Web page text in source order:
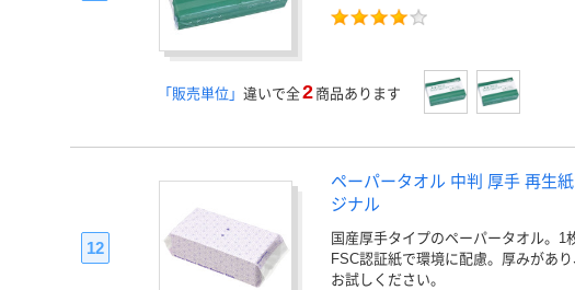
「販売単位」 違いで全2 商品あります
12
ペーパータオル 中判 厚手 再生
ジナル
国産厚手タイプのペーパータオル。1
FSC認証紙で環境に配慮。厚みがあ
お試しください。